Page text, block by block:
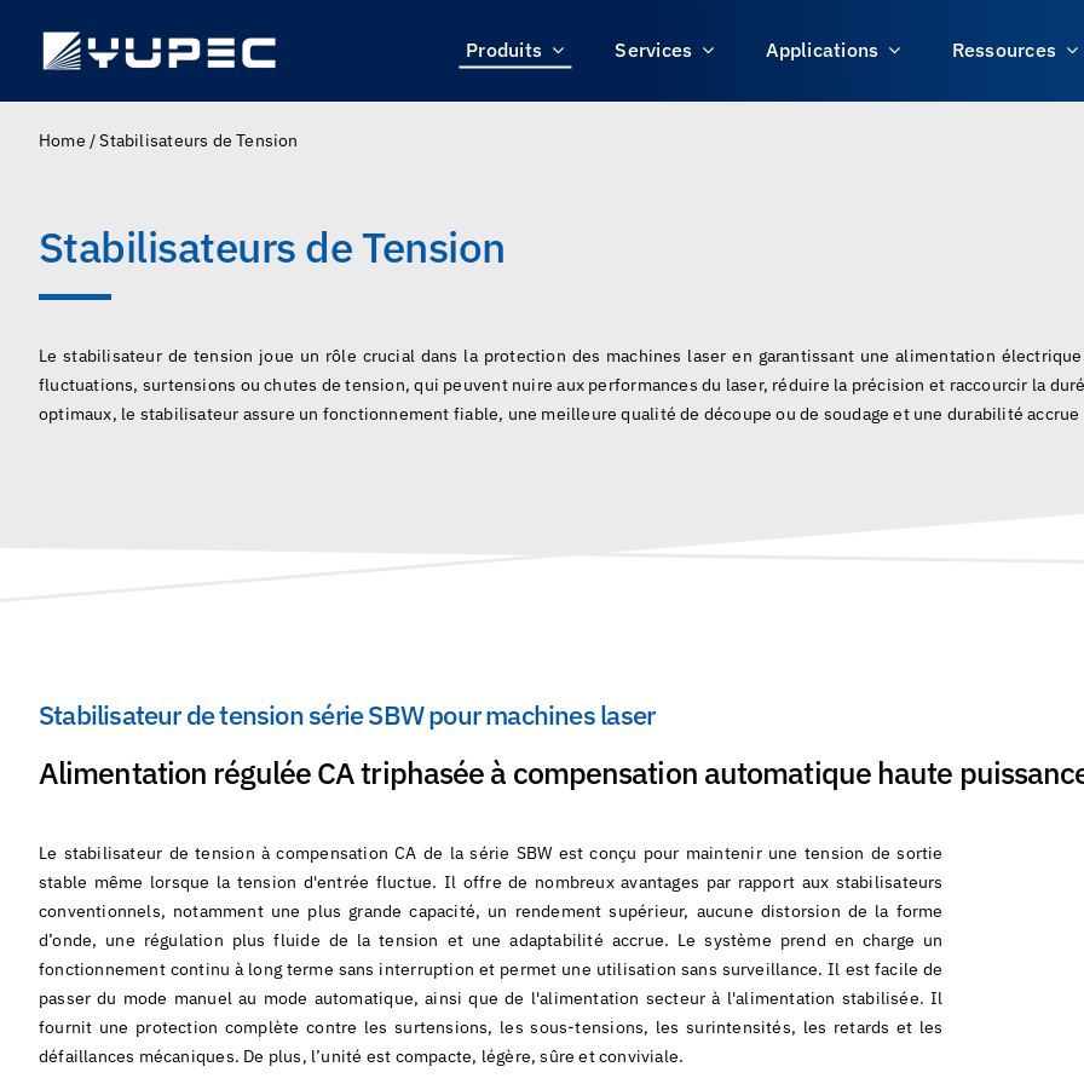
content
Produits Services Applications Ressources
Home /Stabilisateurs de Tension
Stabilisateurs de Tension
Le stabilisateur de tension joue un rôle crucial dans la protection des machines laser en garantissant une alimentation
fluctuations, surtensions ou chutes de tension, qui peuvent nuire aux performances du laser, réduire la précision et raccourcir la
optimaux, le stabilisateur assure un fonctionnement fiable, une meilleure qualité de découpe ou de soudage et une durabilité
Stabilisateur de tension série SBW pour machines laser
Alimentation régulée CA triphasée à compensation automatique haute
Le stabilisateur de tension à compensation CA de la série SBW est conçu pour maintenir une tension de sortie
stable même lorsque la tension d'entrée fluctue. Il offre de nombreux avantages par rapport aux stabilisateurs
conventionnels, notamment une plus grande capacité, un rendement supérieur, aucune distorsion de la forme
d’onde, une régulation plus fluide de la tension et une adaptabilité accrue. Le système prend en charge un
fonctionnement continu à long terme sans interruption et permet une utilisation sans surveillance. Il est facile de
passer du mode manuel au mode automatique, ainsi que de l'alimentation secteur à l'alimentation stabilisée. Il
fournit une protection complète contre les surtensions, les sous-tensions, les surintensités, les retards et les
défaillances mécaniques. De plus, l’unité est compacte, légère, sûre et conviviale.